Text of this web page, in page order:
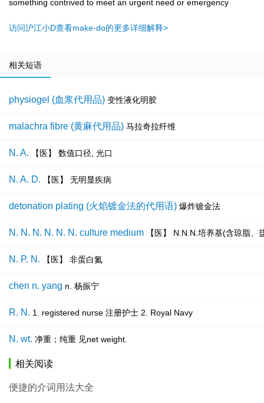
something contrived to meet an urgent need or emergency
访问沪江小D查看make-do的更多详细解释>
相关短语
physiogel (血浆代用品) 变性液化明胶
malachra fibre (黄麻代用品) 马拉奇拉纤维
N. A. 【医】 数值口径, 光口
N. A. D. 【医】 无明显疾病
detonation plating (火焰镀金法的代用语) 爆炸镀金法
N. N. N. N. N. N. culture medium 【医】 N.N.N.培养基(含琼脂
N. P. N. 【医】 非蛋白氮
chen n. yang n. 杨振宁
R. N. 1. registered nurse 注册护士 2. Royal Navy
N. wt. 净重；纯重 见net weight.
相关阅读
便捷的介词用法大全